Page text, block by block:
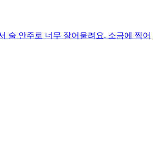
술 안주로 너무 잘어울려요. 소금에 찍어